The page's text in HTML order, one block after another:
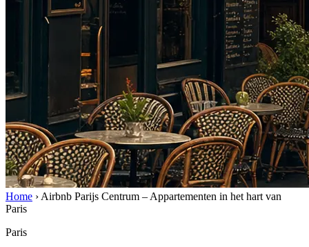
Home › Airbnb Parijs Centrum – Appartementen in het hart van
Paris
Paris